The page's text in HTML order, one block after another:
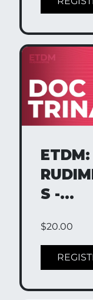
ETDM:
S -
$20.00